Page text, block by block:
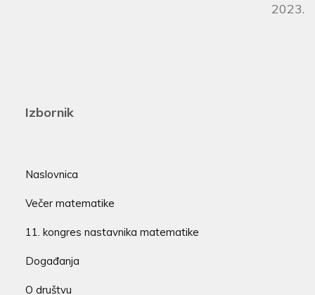
2023.
Izbornik
Naslovnica
Večer matematike
11. kongres nastavnika matematike
Događanja
O društvu